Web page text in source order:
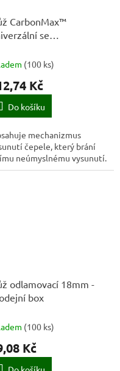
CarbonMax™
se
- Fiskars
(100 ks)
Kč
Do košíku
mechanizmus
čepele, který brání
neúmyslnému vysunutí.
odlamovací 18mm -
box
(100 ks)
Kč